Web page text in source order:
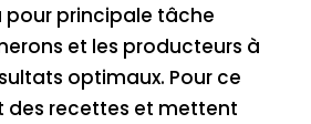
pour principale tâche
et les producteurs à
optimaux. Pour ce
des recettes et mettent